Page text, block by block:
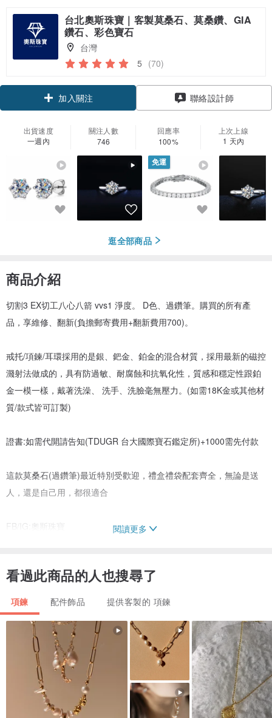
台北奧斯珠寶｜客製莫桑石、莫桑鑽、GIA
鑽石、彩色寶石
台灣
5 (70)
加入關注
聯絡設計師
出貨速度
一週內
關注人數
746
回應率
100%
上次上線
1 天內
免運
逛全部商品
商品介紹
切割3 EX切工八心八箭 vvs1 淨度。 D色、過鑽筆。購買的所有產
品，享維修、翻新(負擔郵寄費用+翻新費用700)。
戒托/項鍊/耳環採用的是銀、鈀金、鉑金的混合材質，採用最新的磁控
濺射法做成的，具有防過敏、耐腐蝕和抗氧化性，質感和穩定性跟鉑
金一模一樣，戴著洗澡、 洗手、洗臉毫無壓力。(如需18K金或其他材
質/款式皆可訂製)
證書:如需代開請告知(TDUGR 台大國際寶石鑑定所)+1000需先付款
這款莫桑石(過鑽筆)最近特別受歡迎，禮盒禮袋配套齊全，無論是送
人，還是自己用，都很適合
FB/IG:奧斯珠寶
售後:提供您完整售後、翻新、升級
閱讀更多
看過此商品的人也搜尋了
項鍊 配件飾品 提供客製的 項鍊